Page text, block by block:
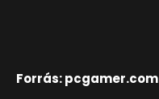
Forrás: pcgamer.com